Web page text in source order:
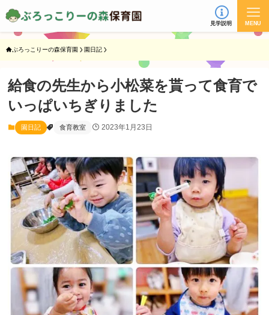
見学説明 MENU
ぶろっこりーの森保育園 園日記
給食の先生から小松菜を貰って食育で
いっぱいちぎりました
園日記 食育教室 2023年1月23日